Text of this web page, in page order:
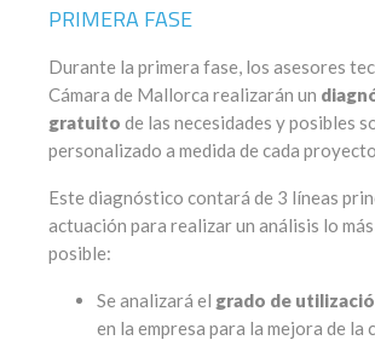
PRIMERA FASE
Durante la primera fase, los asesores
Cámara de Mallorca realizarán un
gratuito de las necesidades y posibles
personalizado a medida de cada
Este diagnóstico contará de 3 líneas
actuación para realizar un análisis lo
posible:
Se analizará el grado de
en la empresa para la mejora de